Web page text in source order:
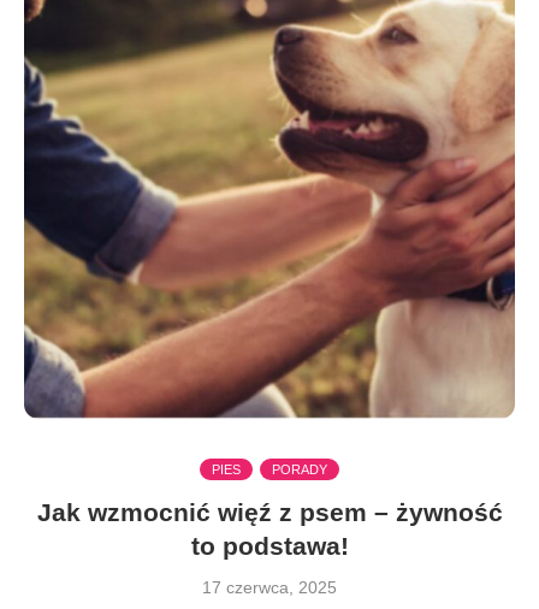
PIES PORADY
Jak wzmocnić więź z psem – żywność
to podstawa!
17 czerwca, 2025